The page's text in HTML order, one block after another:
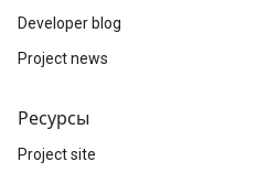
Developer blog
Project news
Ресурсы
Project site